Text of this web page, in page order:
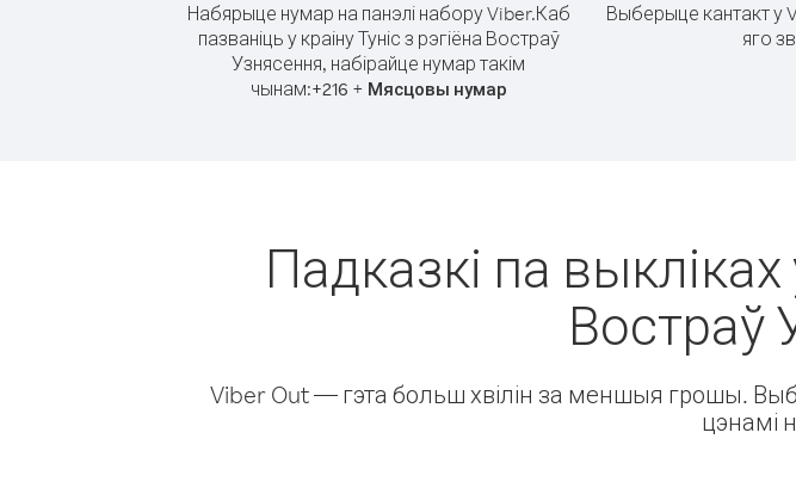
Набярыце нумар на панэлі набору Viber.Каб
пазваніць у краіну Туніс з рэгіёна Востраў
Узнясення, набірайце нумар такім
чынам:+216 + Мясцовы нумар
Выберыце кантакт у
яго
Падказкі па выкліках
Востраў
Viber Out — гэта больш хвілін за меншыя грошы.
цэнамі